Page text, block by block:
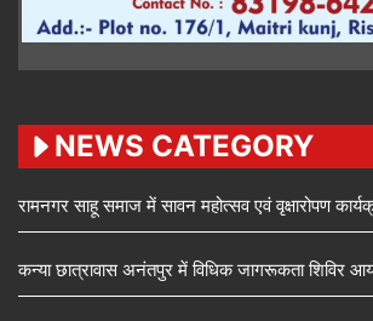
NEWS CATEGORY
रामनगर साहू समाज में सावन महोत्सव एवं वृक्षारोपण
कन्या छात्रावास अनंतपुर में विधिक जागरूकता शिविर